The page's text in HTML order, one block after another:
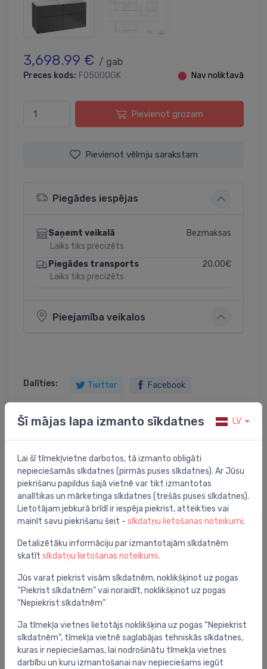
3,698.99 € / gab
Preces kods: F05000GK ⬤ Nav noliktavā
Pievienot grozam
Pievienot vēlmju sarakstam
Piegādes iespējas
Saņemt veikalā
Laiks tiks precizēts
Bezmaksas
Piegādes transports
Laiks tiks precizēts
20.00€
Pieejamība veikalos
Dalīties: Twitter Facebook
izlietnes skapītis Finion, 1196x498 mm, h=591 mm, 4A,
matt anthracite
Jums varētu arī interesēt
Šī mājas lapa izmanto sīkdatnes LV
Lai šī tīmekļvietne darbotos, tā izmanto obligāti
nepieciešamās sīkdatnes (pirmās puses sīkdatnes). Ar Jūsu
piekrišanu papildus šajā vietnē var tikt izmantotas
analītikas un mārketinga sīkdatnes (trešās puses sīkdatnes).
Lietotājam jebkurā brīdī ir iespēja piekrist, atteikties vai
mainīt savu piekrišanu šeit - sīkdatņu lietošanas noteikumi.
Detalizētāku informāciju par izmantotajām sīkdatnēm
skatīt sīkdatņu lietošanas noteikumi.
Jūs varat piekrist visām sīkdatnēm, noklikšķinot uz pogas
“Piekrist sīkdatnēm” vai noraidīt, noklikšķinot uz pogas
“Nepiekrist sīkdatnēm”
Ja tīmekļa vietnes lietotājs noklikšķina uz pogas “Nepiekrist
sīkdatnēm”, tīmekļa vietnē saglabājas tehniskās sīkdatnes,
kuras ir nepieciešamas, lai nodrošinātu tīmekļa vietnes
darbību un kuru izmantošanai nav nepieciešams iegūt